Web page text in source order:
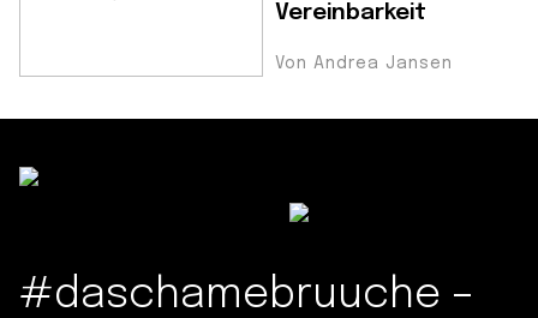
Vereinbarkeit
Von Andrea Jansen
#daschamebruuche –